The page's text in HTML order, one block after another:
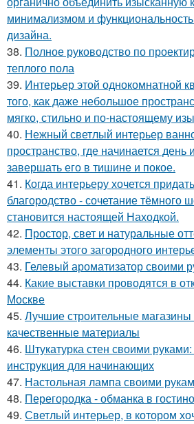
минимализмом и
дизайна.
38. Полное руководство по
теплого пола
39. Интерьер этой однокомнатной
того, как даже небольшое
мягко, стильно и по-настоящему
40. Нежный светлый интерьер
пространство, где начинается день
завершать его в тишине и покое.
41. Когда интерьеру хочется
благородство - сочетание тёмного
становится настоящей Находкой.
42. Простор, свет и натуральные
элементы этого загородного
43. Гелевый ароматизатор своими
44. Какие выставки проводятся в
Москве
45. Лучшие строительные магазины
качественные материалы
46. Штукатурка стен своими
инструкция для начинающих
47. Настольная лампа своими
48. Перегородка - обманка в
49. Светлый интерьер, в котором